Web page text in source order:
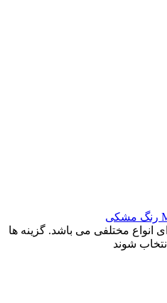
انواع مختلفی می باشد. گزینه ها
شوند